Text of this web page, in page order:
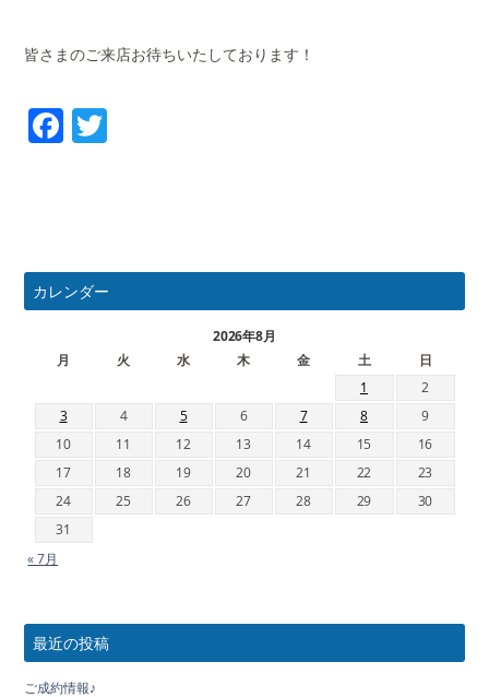
皆さまのご来店お待ちいたしております！
Facebook
カレンダー
2026年8月
月
火 水 木 金 土
日
1
2
3
4 5 6 7 8
9
10
11 12 13 14 15
16
17
18 19 20 21 22
23
24
25 26 27 28 29
30
31
« 7月
最近の投稿
ご成約情報♪